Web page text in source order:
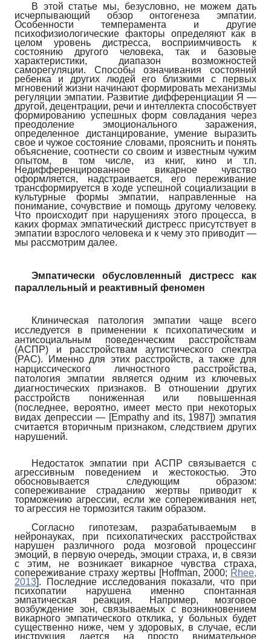
В этой статье мы, безусловно, не можем дать
исчерпывающий обзор онтогенеза эмпатии.
Особенности темперамента и другие
психофизиологические факторы определяют как в
целом уровень дистресса, восприимчивость к
состоянию другого человека, так и базовые
характеристики, диапазон возможностей
саморегуляции. Способы означивания состояний
ребенка и других людей его близкими с первых
мгновений жизни начинают формировать механизмы
регуляции эмпатии. Развитие дифференциации Я —
другой, децентрации, речи и интеллекта способствует
формированию успешных форм совладания через
преодоление эмоционального заражения,
определенное дистанцирование, умение выразить
свое и чужое состояние словами, прояснить и понять
объяснение, соотнести со своим и известным чужим
опытом, в том числе, из книг, кино и т.п.
Недифференцированное викарное чувство
оформляется, надстраивается, его переживание
трансформируется в ходе успешной социализации в
культурные формы эмпатии, направленные на
понимание, сочувствие и помощь другому человеку.
Что происходит при нарушениях этого процесса, в
каких формах эмпатический дистресс присутствует в
эмпатии взрослого человека и к чему это приводит —
мы рассмотрим далее.
Эмпатически обусловленный дистресс как
параллельный и реактивный феномен
Клиническая патология эмпатии чаще всего
исследуется в применении к психопатическим и
антисоциальным поведенческим расстройствам
(АСПР) и расстройствам аутистического спектра
(РАС). Именно для этих расстройств, а также для
нарциссического личностного расстройства,
патология эмпатии является одним из ключевых
диагностических признаков. В отношении других
расстройств пониженная или повышенная
(последнее, вероятно, имеет место при некоторых
видах депрессии —
Empathy and its, 1987 ) эмпатия
считается вторичным признаком, следствием других
нарушений.
Недостаток эмпатии при АСПР связывается с
агрессивным поведением и жестокостью. Это
обосновывается следующим образом:
сопереживание страданию жертвы приводит к
торможению агрессии, если же сопереживания нет,
то агрессия не тормозится таким образом.
Согласно гипотезам, разрабатываемым в
нейронауках, при психопатических расстройствах
нарушен различного рода мозговой процессинг
эмоций, в первую очередь, эмоции страха, и, в связи
с этим, не возникает викарное чувства страха,
сопереживание страху жертвы
Hoffman, 2000; Rhee,
2013 . Последние исследования показали, что при
психопатии нарушена именно спонтанная
эмпатическая реакция. Например, мозговое
возбуждение зон, связываемых с возникновением
викарного эмпатического отклика, у больных будет
существенно ниже, чем у здоровых, в случае, если
инструкция дается на просто внимательное